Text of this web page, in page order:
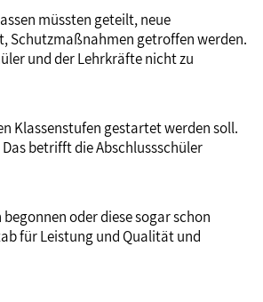
müssten geteilt, neue
Schutzmaßnahmen getroffen werden.
und der Lehrkräfte nicht zu
Klassenstufen gestartet werden soll.
betrifft die Abschlussschüler
oder diese sogar schon
für Leistung und Qualität und